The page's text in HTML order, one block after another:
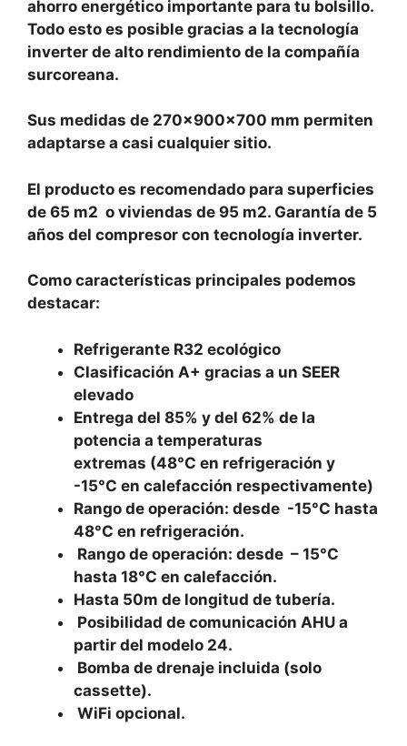
ahorro energético importante para tu bolsillo.
Todo esto es posible gracias a la tecnología
inverter de alto rendimiento de la compañía
surcoreana.
Sus medidas de 270x900x700 mm permiten
adaptarse a casi cualquier sitio.
El producto es recomendado para superficies
de 65 m2 o viviendas de 95 m2. Garantía de 5
años del compresor con tecnología inverter.
Como características principales podemos
destacar:
Refrigerante R32 ecológico
Clasificación A+ gracias a un SEER
elevado
Entrega del 85% y del 62% de la
potencia a temperaturas
extremas (48°C en refrigeración y
-15°C en calefacción respectivamente)
Rango de operación: desde -15°C hasta
48°C en refrigeración.
Rango de operación: desde – 15°C
hasta 18°C en calefacción.
Hasta 50m de longitud de tubería.
Posibilidad de comunicación AHU a
partir del modelo 24.
Bomba de drenaje incluida (solo
cassette).
WiFi opcional.